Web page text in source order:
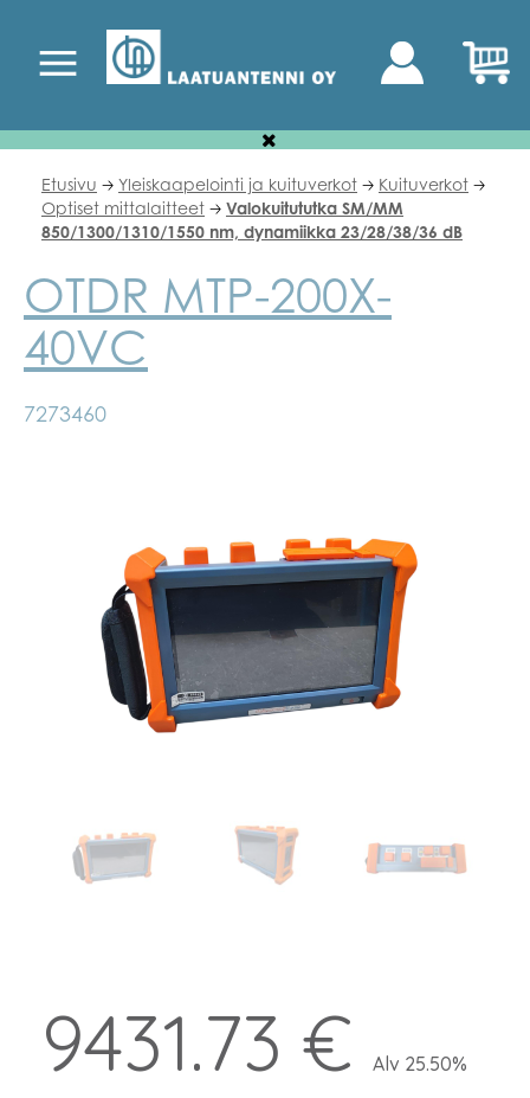
Etusivu 🡢 Yleiskaapelointi ja kuituverkot 🡢 Kuituverkot 🡢
Optiset mittalaitteet 🡢 Valokuitututka SM/MM
850/1300/1310/1550 nm, dynamiikka 23/28/38/36 dB
OTDR MTP-200X-
40VC
7273460
9431.73 € Alv 25.50%